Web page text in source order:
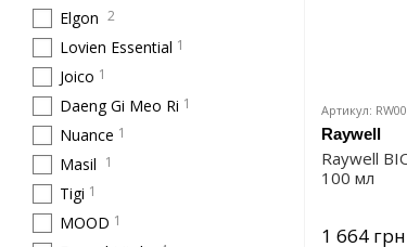
Артикул:
Raywell
Raywell
100 мл
1 664 грн
Elgon 2
Lovien Essential 1
Joico 1
Daeng Gi Meo Ri 1
Nuance 1
Masil 1
Tigi 1
MOOD 1